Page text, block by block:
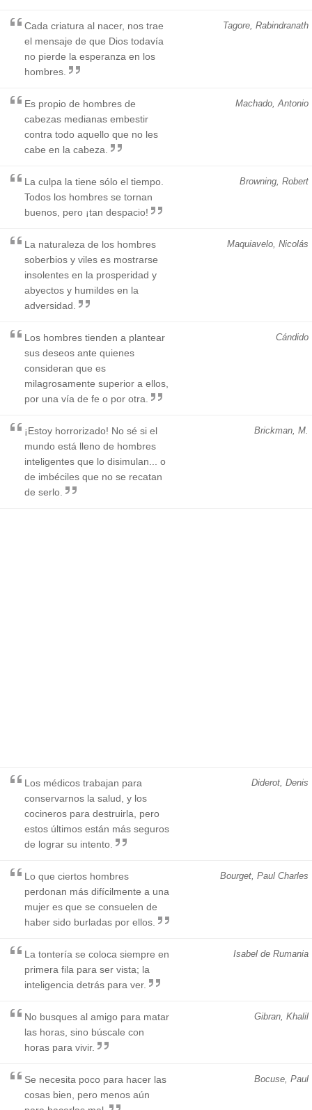
Tagore, Rabindranath
Cada criatura al nacer, nos trae
el mensaje de que Dios todavía
no pierde la esperanza en los
hombres.
Machado, Antonio
Es propio de hombres de
cabezas medianas embestir
contra todo aquello que no les
cabe en la cabeza.
Browning, Robert
La culpa la tiene sólo el tiempo.
Todos los hombres se tornan
buenos, pero ¡tan despacio!
Maquiavelo, Nicolás
La naturaleza de los hombres
soberbios y viles es mostrarse
insolentes en la prosperidad y
abyectos y humildes en la
adversidad.
Cándido
Los hombres tienden a plantear
sus deseos ante quienes
consideran que es
milagrosamente superior a ellos,
por una vía de fe o por otra.
Brickman, M.
¡Estoy horrorizado! No sé si el
mundo está lleno de hombres
inteligentes que lo disimulan... o
de imbéciles que no se recatan
de serlo.
Diderot, Denis
Los médicos trabajan para
conservarnos la salud, y los
cocineros para destruirla, pero
estos últimos están más seguros
de lograr su intento.
Bourget, Paul Charles
Lo que ciertos hombres
perdonan más difícilmente a una
mujer es que se consuelen de
haber sido burladas por ellos.
Isabel de Rumania
La tontería se coloca siempre en
primera fila para ser vista; la
inteligencia detrás para ver.
Gibran, Khalil
No busques al amigo para matar
las horas, sino búscale con
horas para vivir.
Bocuse, Paul
Se necesita poco para hacer las
cosas bien, pero menos aún